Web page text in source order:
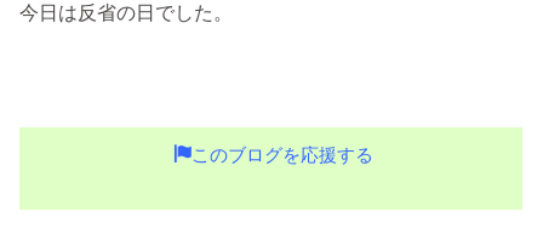
今日は反省の日でした。
このブログを応援する